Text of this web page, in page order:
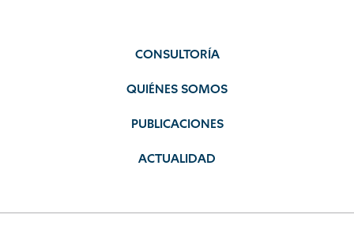
CONSULTORÍA
QUIÉNES SOMOS
PUBLICACIONES
ACTUALIDAD